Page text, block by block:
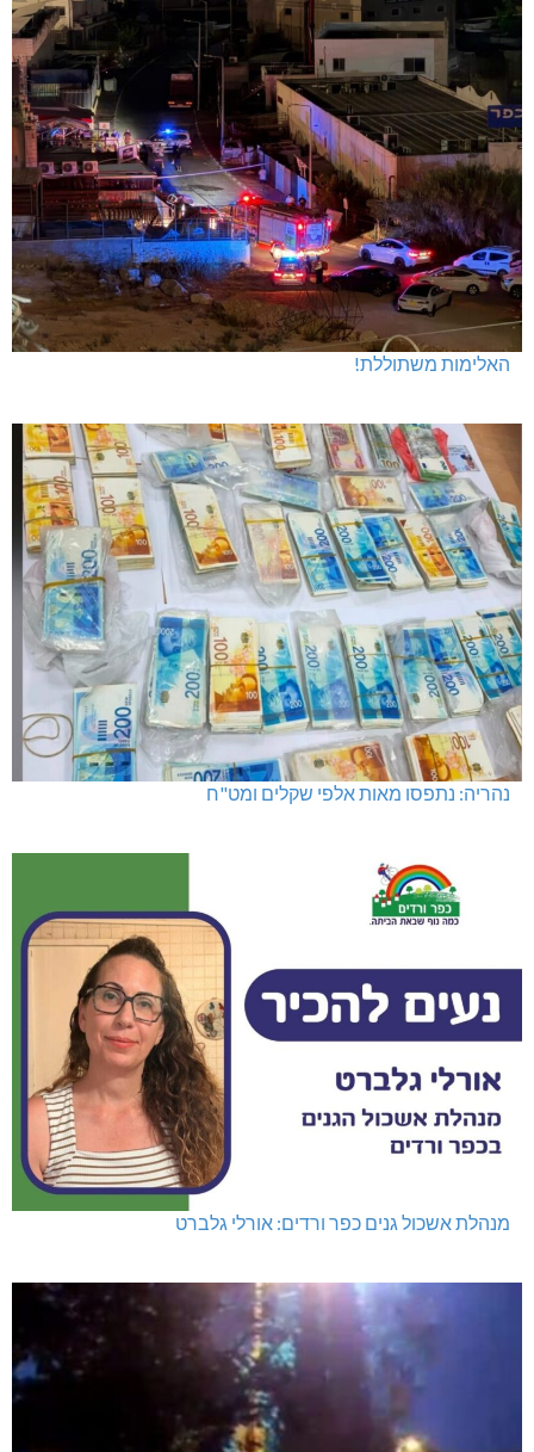
האלימות משתוללת!
נהריה: נתפסו מאות אלפי שקלים ומט"ח
מנהלת אשכול גנים כפר ורדים: אורלי גלברט